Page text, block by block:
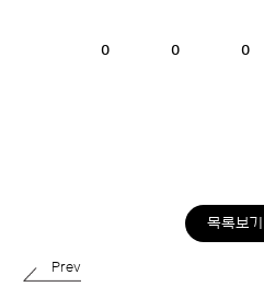
0 0 0
목록보기
Prev